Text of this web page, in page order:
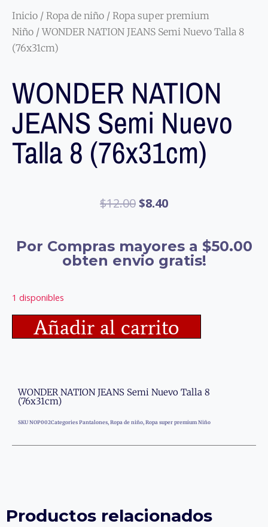
Inicio / Ropa de niño / Ropa super premium
Niño / WONDER NATION JEANS Semi Nuevo Talla 8
(76x31cm)
WONDER NATION
JEANS Semi Nuevo
Talla 8 (76x31cm)
$12.00$8.40
Por Compras mayores a $50.00
obten envio gratis!
1 disponibles
Añadir al carrito
WONDER NATION JEANS Semi Nuevo Talla 8
(76x31cm)
SKU NOP002Categories Pantalones, Ropa de niño, Ropa super premium Niño
Productos relacionados